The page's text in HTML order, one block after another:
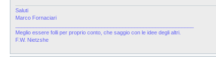
Saluti
Marco Fornaciari
Meglio essere folli per proprio conto, che saggio con le idee degli altri.
F.W. Nietzshe